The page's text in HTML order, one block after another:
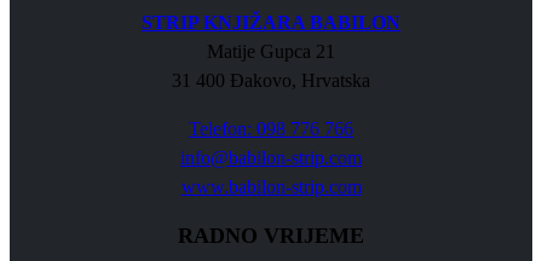
STRIP KNJIŽARA BABILON
Matije Gupca 21
31 400 Đakovo, Hrvatska
Telefon: 098 776 766
info@babilon-strip.com
www.babilon-strip.com
RADNO VRIJEME